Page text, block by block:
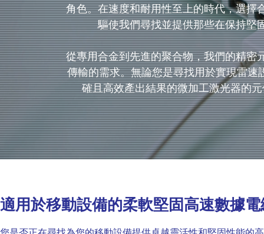
角色。在速度和耐用性至上的時代，選擇
驅使我們尋找並提供那些在保持堅
從專用合金到先進的聚合物，我們的精密
傳輸的需求。無論您是尋找用於實現雷速
確且高效產出結果的微加工激光器的
適用於移動設備的柔軟堅固高速數據電